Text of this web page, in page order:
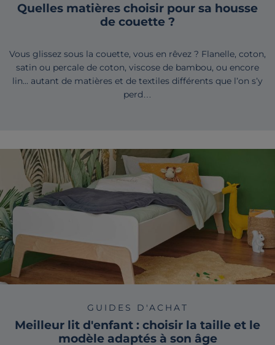
Quelles matières choisir pour sa housse
de couette ?
Vous glissez sous la couette, vous en rêvez ? Flanelle, coton,
satin ou percale de coton, viscose de bambou, ou encore
lin... autant de matières et de textiles différents que l’on s’y
perd…
GUIDES D'ACHAT
Meilleur lit d'enfant : choisir la taille et le
modèle adaptés à son âge